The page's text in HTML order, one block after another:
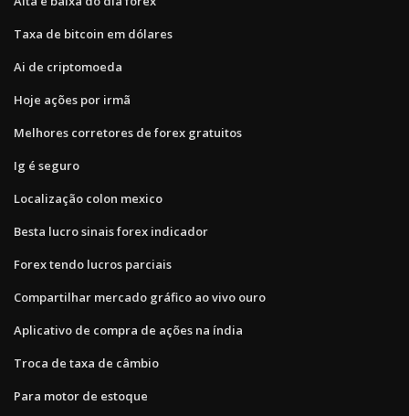
Taxa de bitcoin em dólares
Ai de criptomoeda
Hoje ações por irmã
Melhores corretores de forex gratuitos
Ig é seguro
Localização colon mexico
Besta lucro sinais forex indicador
Forex tendo lucros parciais
Compartilhar mercado gráfico ao vivo ouro
Aplicativo de compra de ações na índia
Troca de taxa de câmbio
Para motor de estoque